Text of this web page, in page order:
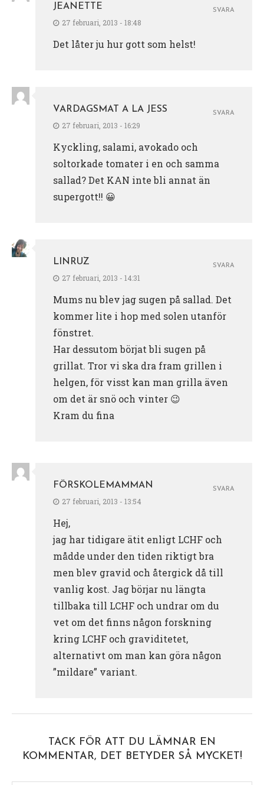
JEANETTE
27 februari, 2013 - 18:48
Det låter ju hur gott som helst!
SVARA
VARDAGSMAT A LA JESS
27 februari, 2013 - 16:29
Kyckling, salami, avokado och
soltorkade tomater i en och samma
sallad? Det KAN inte bli annat än
supergott!! 😀
SVARA
LINRUZ
27 februari, 2013 - 14:31
Mums nu blev jag sugen på sallad. Det
kommer lite i hop med solen utanför
fönstret.
Har dessutom börjat bli sugen på
grillat. Tror vi ska dra fram grillen i
helgen, för visst kan man grilla även
om det är snö och vinter 😉
Kram du fina
SVARA
FÖRSKOLEMAMMAN
27 februari, 2013 - 13:54
Hej,
jag har tidigare ätit enligt LCHF och
mådde under den tiden riktigt bra
men blev gravid och återgick då till
vanlig kost. Jag börjar nu längta
tillbaka till LCHF och undrar om du
vet om det finns någon forskning
kring LCHF och graviditetet,
alternativt om man kan göra någon
”mildare” variant.
SVARA
TACK FÖR ATT DU LÄMNAR EN
KOMMENTAR, DET BETYDER SÅ MYCKET!